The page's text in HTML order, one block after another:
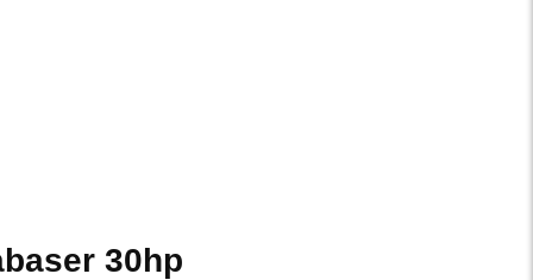
30hp